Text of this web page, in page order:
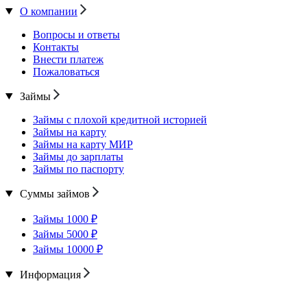
О компании
Вопросы и ответы
Контакты
Внести платеж
Пожаловаться
Займы
Займы с плохой кредитной историей
Займы на карту
Займы на карту МИР
Займы до зарплаты
Займы по паспорту
Суммы займов
Займы 1000 ₽
Займы 5000 ₽
Займы 10000 ₽
Информация